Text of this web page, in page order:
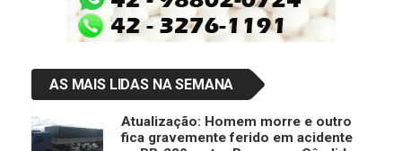
AS MAIS LIDAS NA SEMANA
Atualização: Homem morre e outro
fica gravemente ferido em acidente